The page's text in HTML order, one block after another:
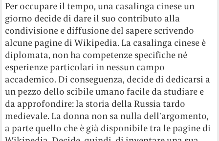
Per occupare il tempo, una casalinga cinese un
giorno decide di dare il suo contributo alla
condivisione e diffusione del sapere scrivendo
alcune pagine di Wikipedia. La casalinga cinese è
diplomata, non ha competenze specifiche né
esperienze particolari in nessun campo
accademico. Di conseguenza, decide di dedicarsi a
un pezzo dello scibile umano facile da studiare e
da approfondire: la storia della Russia tardo
medievale. La donna non sa nulla dell’argomento,
a parte quello che è già disponibile tra le pagine di